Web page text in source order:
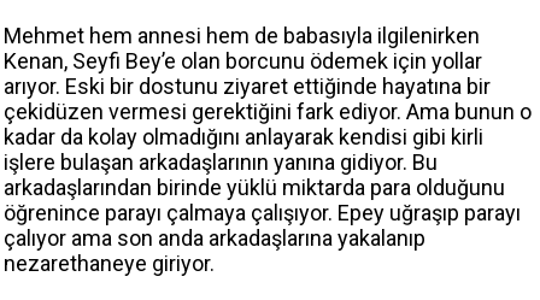
Mehmet hem annesi hem de babasıyla ilgilenirken
Kenan, Seyfi Bey’e olan borcunu ödemek için yollar
arıyor. Eski bir dostunu ziyaret ettiğinde hayatına bir
çekidüzen vermesi gerektiğini fark ediyor. Ama bunun o
kadar da kolay olmadığını anlayarak kendisi gibi kirli
işlere bulaşan arkadaşlarının yanına gidiyor. Bu
arkadaşlarından birinde yüklü miktarda para olduğunu
öğrenince parayı çalmaya çalışıyor. Epey uğraşıp parayı
çalıyor ama son anda arkadaşlarına yakalanıp
nezarethaneye giriyor.